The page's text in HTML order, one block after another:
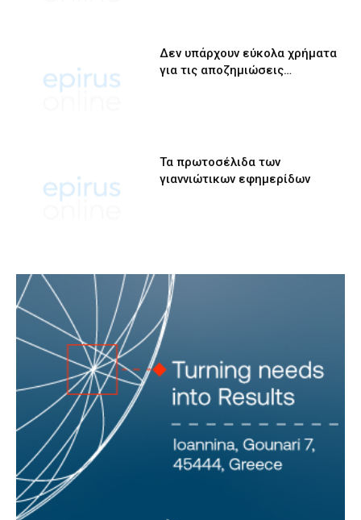
Δεν υπάρχουν εύκολα χρήματα
για τις αποζημιώσεις…
Τα πρωτοσέλιδα των
γιαννιώτικων εφημερίδων